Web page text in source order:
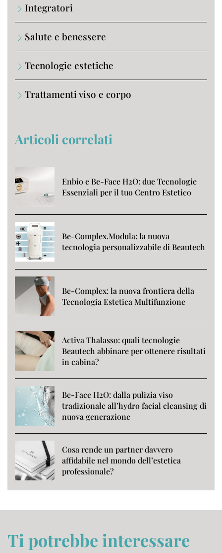
Integratori
Salute e benessere
Tecnologie estetiche
Trattamenti viso e corpo
Articoli correlati
Enbio e Be-Face H2O: due Tecnologie
Essenziali per il tuo Centro Estetico
Be-Complex.Modula: la nuova
tecnologia personalizzabile di Beautech
Be-Complex: la nuova frontiera della
Tecnologia Estetica Multifunzione
Activa Thalasso: quali tecnologie
Beautech abbinare per ottenere risultati
in cabina?
Be-Face H2O: dalla pulizia viso
tradizionale all’hydro facial cleansing di
nuova generazione
Cosa rende un partner davvero
affidabile nel mondo dell’estetica
professionale?
Ti potrebbe interessare